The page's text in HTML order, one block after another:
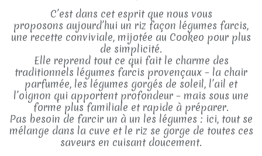
C’est dans cet esprit que nous vous
proposons aujourd’hui un riz façon légumes farcis,
une recette conviviale, mijotée au Cookeo pour plus
de simplicité.
Elle reprend tout ce qui fait le charme des
traditionnels légumes farcis provençaux – la chair
parfumée, les légumes gorgés de soleil, l’ail et
l’oignon qui apportent profondeur – mais sous une
forme plus familiale et rapide à préparer.
Pas besoin de farcir un à un les légumes : ici, tout se
mélange dans la cuve et le riz se gorge de toutes ces
saveurs en cuisant doucement.